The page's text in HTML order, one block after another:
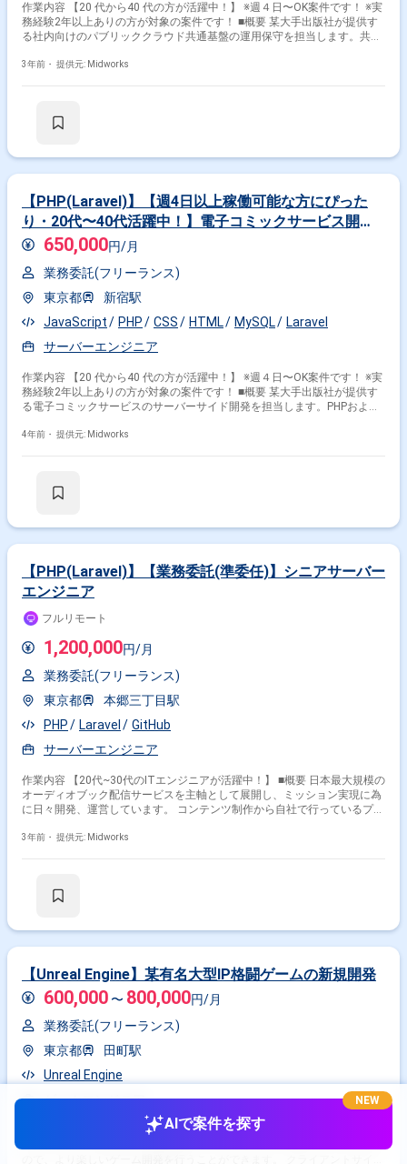
作業内容 【20 代から40 代の方が活躍中！】 ※週４日〜OK案件です！ ※実
務経験2年以上ありの方が対象の案件です！ ■概要 某大手出版社が提供す
る社内向けのパブリッククラウド共通基盤の運用保守を担当します。共通
働を支える重要な役割です。AWSまたはGCPの運用保守経験がある方が求
運用・監視業務のサポート ・新しい技術導入時の調査および実装支援 勤
クトの提案を強みとしておりますので、お気軽にご相談頂けますと幸いで
す。 ------------------------------------------------------------------ ※弊社では、法人、請負いの案
件は取り扱っておりません。
3年前・ 提供元: Midworks
【PHP(Laravel)】【週4日以上稼働可能な方にぴった
り・20代〜40代活躍中！】電子コミックサービス開
発！サーバーエンジニアを募集
650,000円/月
業務委託(フリーランス)
東京都
新宿駅
JavaScript
PHP CSS HTML MySQL
Laravel
サーバーエンジニア
作業内容 【20 代から40 代の方が活躍中！】 ※週４日〜OK案件です！ ※実
務経験2年以上ありの方が対象の案件です！ ■概要 某大手出版社が提供す
る電子コミックサービスのサーバーサイド開発を担当します。PHPおよび
したサーバー管理やGitでのバージョン管理を実施します。フロントエンド
ステム運用 ・JavaScript、HTML/CSSを使用したフロントエンド開発支援
ェクトの提案を強みとしておりますので、お気軽にご相談頂けますと幸い
です。 ------------------------------------------------------------------ ※弊社では、法人、請負いの
案件は取り扱っておりません。
4年前・ 提供元: Midworks
【PHP(Laravel)】【業務委託(準委任)】シニアサーバー
エンジニア
フルリモート
1,200,000円/月
業務委託(フリーランス)
東京都
本郷三丁目駅
PHP
Laravel
GitHub
サーバーエンジニア
作業内容 【20代~30代のITエンジニアが活躍中！】 ■概要 日本最大規模の
オーディオブック配信サービスを主軸として展開し、ミッション実現に為
に日々開発、運営しています。 コンテンツ制作から自社で行っているプロ
ートナーである出版社様とも円滑に連携する為の仕組みや音源管理のシス
(エンジニアはサーバー6名、モバイルアプリ3名、デザイナー1名にプロダ
広い裁量を持ちチーム創りと事業を伸ばす経験ができる ・ユーザーに近い
ToC領域のプロダクト/ビジネスの経験を得る事ができる ・成長市場でサ
ービスを10倍に伸ばすようなハイグロースの経験を得る事ができる ・音
ができる ・フルリモート、フルフレックスの働きやすい職場環境(文京区
のオフィスに出社も可能)
3年前・ 提供元: Midworks
【Unreal Engine】某有名大型IP格闘ゲームの新規開発
600,000 〜 800,000円/月
業務委託(フリーランス)
東京都
田町駅
Unreal Engine
ゲームエンジニア
作業内容 大手ゲーム会社の某有名大型IP格闘ゲームの新規開発を行ってい
AIで案件を探す
NEW